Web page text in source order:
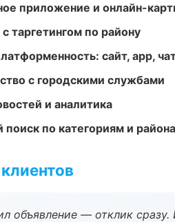
приложение и онлайн-
таргетингом по району
сайт, app,
с городскими службами
и аналитика
по категориям и
объявление — отклик